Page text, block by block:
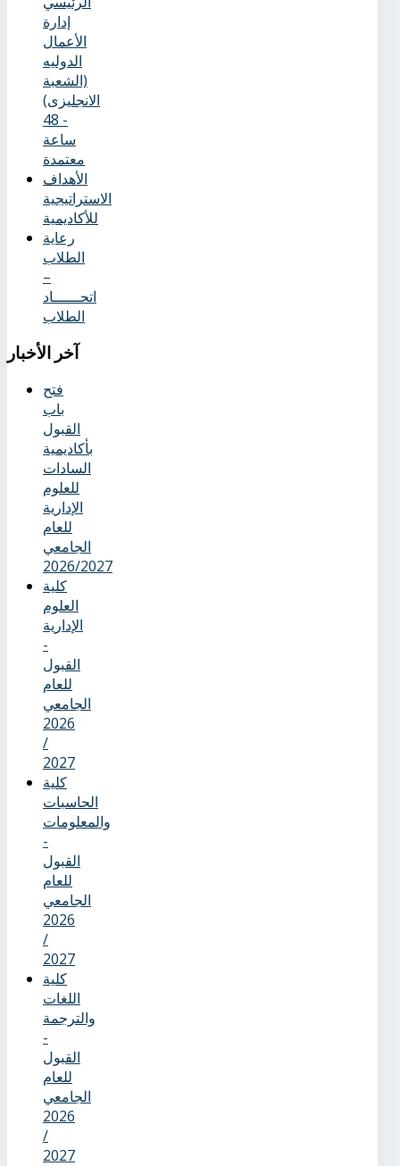
إدارة
الأعمال
الدوليه
(الشعبة
الانجليزى)
- 48
ساعة
معتمدة
الأهداف
الاستراتيجية
للأكاديمية
رعاية
الطلاب
–
اتحــــــاد
الطلاب
آخر
الأخبار
فتح
باب
القبول
بأكاديمية
السادات
للعلوم
الإدارية
للعام
الجامعي
2026/2027
كلية
العلوم
الإدارية
-
القبول
للعام
الجامعي
2026
/
2027
كلية
الحاسبات
والمعلومات
-
القبول
للعام
الجامعي
2026
/
2027
كلية
اللغات
والترجمة
-
القبول
للعام
الجامعي
2026
/
2027